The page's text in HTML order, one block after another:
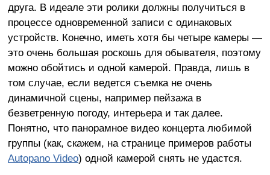
друга. В идеале эти ролики должны получиться в
процессе одновременной записи с одинаковых
устройств. Конечно, иметь хотя бы четыре камеры —
это очень большая роскошь для обывателя, поэтому
можно обойтись и одной камерой. Правда, лишь в
том случае, если ведется съемка не очень
динамичной сцены, например пейзажа в
безветренную погоду, интерьера и так далее.
Понятно, что панорамное видео концерта любимой
группы (как, скажем, на странице примеров работы
Autopano Video) одной камерой снять не удастся.